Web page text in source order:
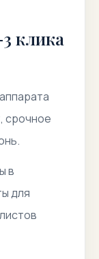
клика
срочное
в
для